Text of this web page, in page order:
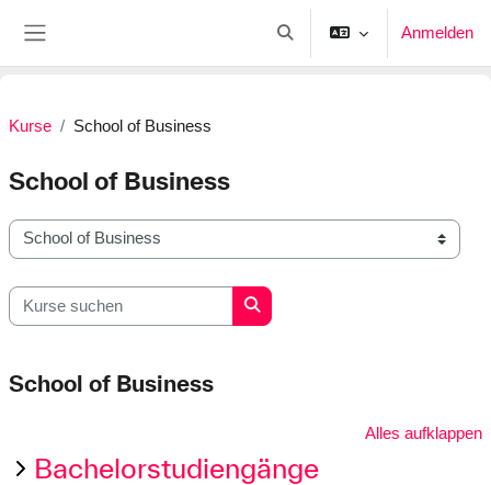
Sucheingabe umschalten
Anmelden
Kurse School of Business
School of Business
Kursbereiche
Kurse suchen
Kurse suchen
School of Business
Alles aufklappen
Bachelorstudiengänge